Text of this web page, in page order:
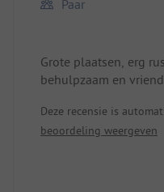
Paar
Grote plaatsen, erg
behulpzaam en
Deze recensie is
beoordeling weergeven